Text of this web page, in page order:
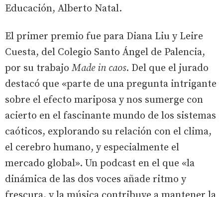
Educación, Alberto Natal.
El primer premio fue para Diana Liu y Leire
Cuesta, del Colegio Santo Ángel de Palencia,
por su trabajo Made in caos. Del que el jurado
destacó que «parte de una pregunta intrigante
sobre el efecto mariposa y nos sumerge con
acierto en el fascinante mundo de los sistemas
caóticos, explorando su relación con el clima,
el cerebro humano, y especialmente el
mercado global». Un podcast en el que «la
dinámica de las dos voces añade ritmo y